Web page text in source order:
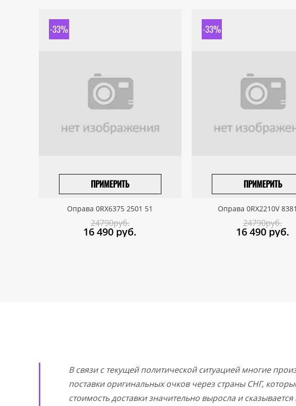
-33%
ПРИМЕРИТЬ
ПРИВЕЗТИ ПОД ЗАКАЗ
Оправа 0RX6375 2501 51
24790руб.
16 490 руб.
-33%
ПРИМЕРИТЬ
ПРИВЕЗТИ ПОД ЗАКАЗ
Оправа 0RX2210V
24790руб.
16 490 руб.
В связи с текущей политической ситуацией многие
поставки оригинальных очков через страны СНГ,
стоимость доставки значительно выросла и